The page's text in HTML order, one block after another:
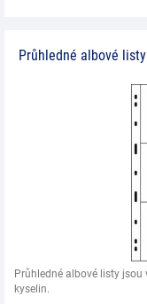
Průhledné albové
Průhledné albové listy jsou
kyselin.